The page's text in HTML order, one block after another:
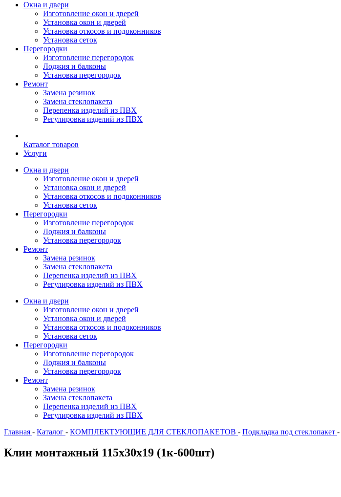
Окна и двери
Изготовление окон и дверей
Установка окон и дверей
Установка откосов и подоконников
Установка сеток
Перегородки
Изготовление перегородок
Лоджия и балконы
Установка перегородок
Ремонт
Замена резинок
Замена стеклопакета
Перепенка изделий из ПВХ
Регулировка изделий из ПВХ
Каталог товаров
Услуги
Окна и двери
Изготовление окон и дверей
Установка окон и дверей
Установка откосов и подоконников
Установка сеток
Перегородки
Изготовление перегородок
Лоджия и балконы
Установка перегородок
Ремонт
Замена резинок
Замена стеклопакета
Перепенка изделий из ПВХ
Регулировка изделий из ПВХ
Окна и двери
Изготовление окон и дверей
Установка окон и дверей
Установка откосов и подоконников
Установка сеток
Перегородки
Изготовление перегородок
Лоджия и балконы
Установка перегородок
Ремонт
Замена резинок
Замена стеклопакета
Перепенка изделий из ПВХ
Регулировка изделий из ПВХ
Главная - Каталог - КОМПЛЕКТУЮЩИЕ ДЛЯ СТЕКЛОПАКЕТОВ - Подкладка под стеклопакет -
Клин монтажный 115х30х19 (1к-600шт)